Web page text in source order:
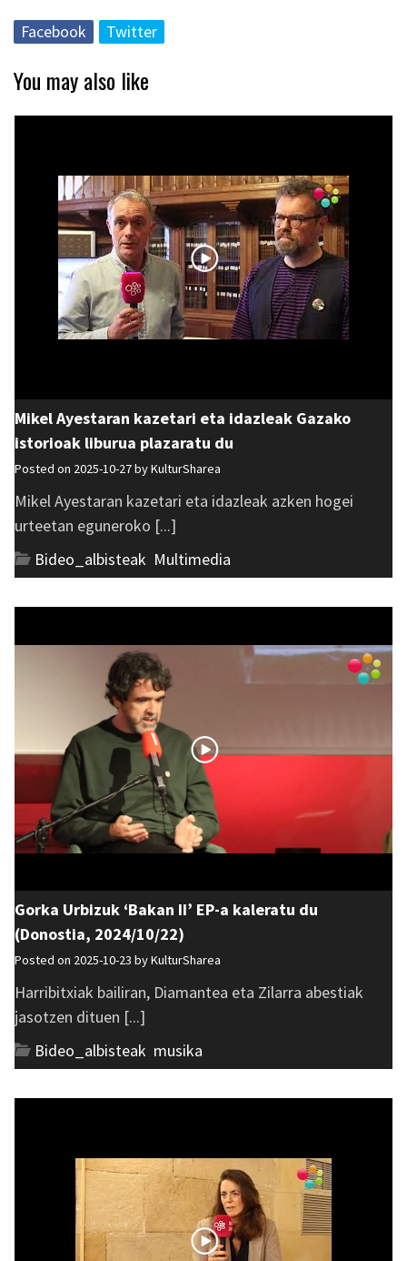
Facebook Twitter
You may also like
Mikel Ayestaran kazetari eta idazleak Gazako
istorioak liburua plazaratu du
Posted on 2025-10-27 byKulturSharea
Mikel Ayestaran kazetari eta idazleak azken hogei
urteetan eguneroko [...]
Bideo_albisteak Multimedia
Gorka Urbizuk ‘Bakan II’ EP-a kaleratu du
(Donostia, 2024/10/22)
Posted on 2025-10-23 byKulturSharea
Harribitxiak bailiran, Diamantea eta Zilarra abestiak
jasotzen dituen [...]
Bideo_albisteak musika